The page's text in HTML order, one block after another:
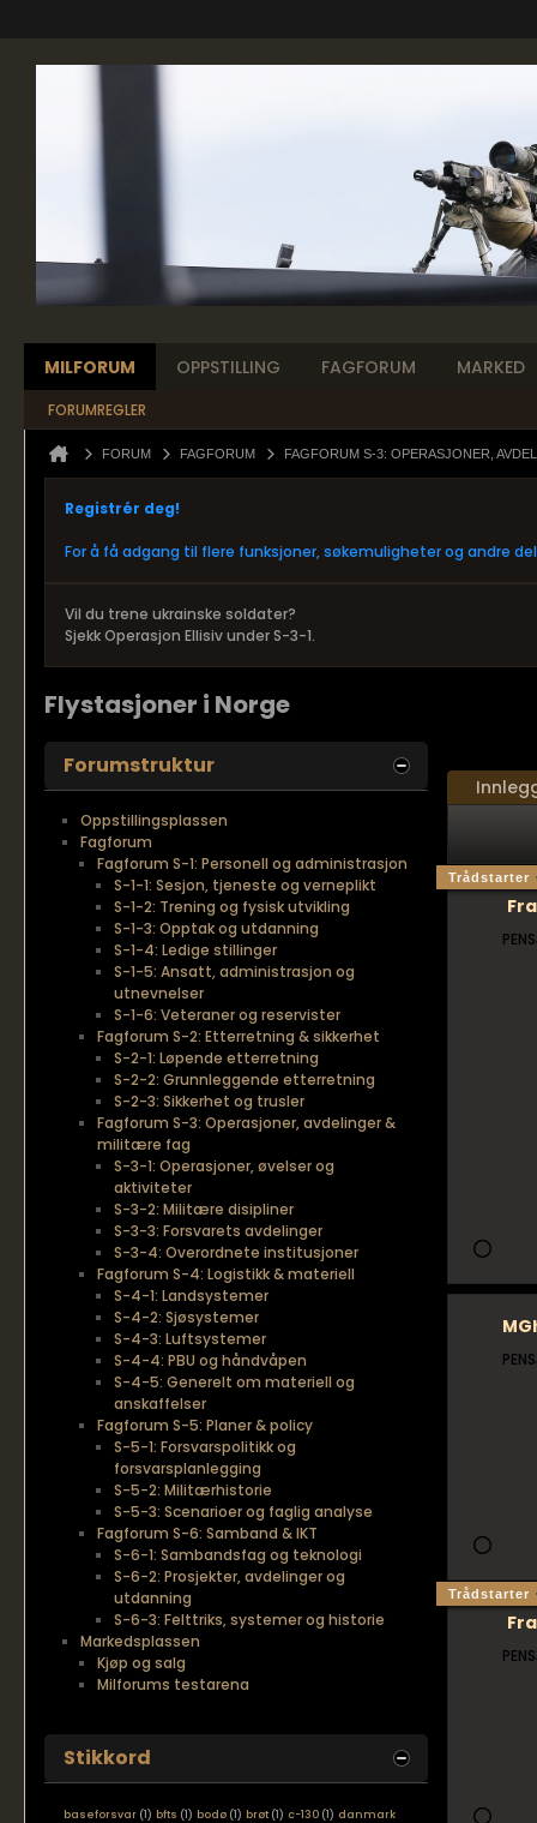
MILFORUM OPPSTILLING FAGFORUM MARKED
FORUMREGLER
FORUM FAGFORUM FAGFORUM S-3: OPERASJONER,
Registrér deg!
For å få adgang til flere funksjoner, søkemuligheter og andre
Vil du trene ukrainske soldater?
Sjekk Operasjon Ellisiv under S-3-1.
Flystasjoner i Norge
Trådstarter
Trådstarter
Forumstruktur
Oppstillingsplassen
Fagforum
Fagforum S-1: Personell og administrasjon
S-1-1: Sesjon, tjeneste og verneplikt
S-1-2: Trening og fysisk utvikling
S-1-3: Opptak og utdanning
S-1-4: Ledige stillinger
S-1-5: Ansatt, administrasjon og
utnevnelser
S-1-6: Veteraner og reservister
Fagforum S-2: Etterretning & sikkerhet
S-2-1: Løpende etterretning
S-2-2: Grunnleggende etterretning
S-2-3: Sikkerhet og trusler
Fagforum S-3: Operasjoner, avdelinger &
militære fag
S-3-1: Operasjoner, øvelser og
aktiviteter
S-3-2: Militære disipliner
S-3-3: Forsvarets avdelinger
S-3-4: Overordnete institusjoner
Fagforum S-4: Logistikk & materiell
S-4-1: Landsystemer
S-4-2: Sjøsystemer
S-4-3: Luftsystemer
S-4-4: PBU og håndvåpen
S-4-5: Generelt om materiell og
anskaffelser
Fagforum S-5: Planer & policy
S-5-1: Forsvarspolitikk og
forsvarsplanlegging
S-5-2: Militærhistorie
S-5-3: Scenarioer og faglig analyse
Fagforum S-6: Samband & IKT
S-6-1: Sambandsfag og teknologi
S-6-2: Prosjekter, avdelinger og
utdanning
S-6-3: Felttriks, systemer og historie
Markedsplassen
Kjøp og salg
Milforums testarena
Stikkord
baseforsvar (1) bfts (1) bodø (1) brøt (1) c-130 (1) danmark